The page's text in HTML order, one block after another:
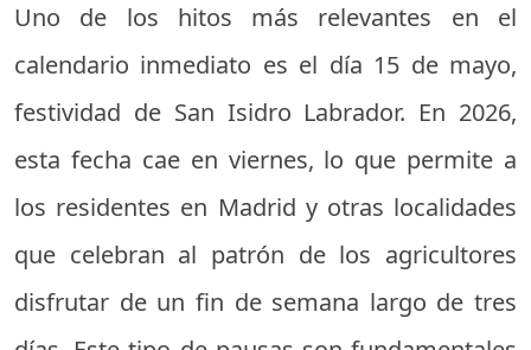
Uno de los hitos más relevantes en el
calendario inmediato es el día 15 de mayo,
festividad de San Isidro Labrador. En 2026,
esta fecha cae en viernes, lo que permite a
los residentes en Madrid y otras localidades
que celebran al patrón de los agricultores
disfrutar de un fin de semana largo de tres